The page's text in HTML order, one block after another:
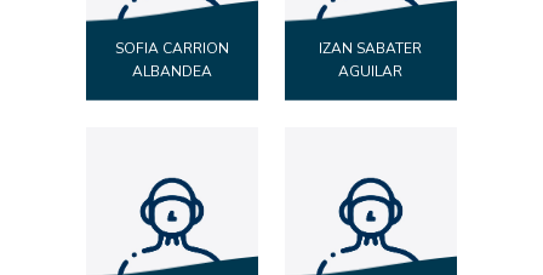
SOFIA CARRION
ALBANDEA
IZAN SABATER
AGUILAR